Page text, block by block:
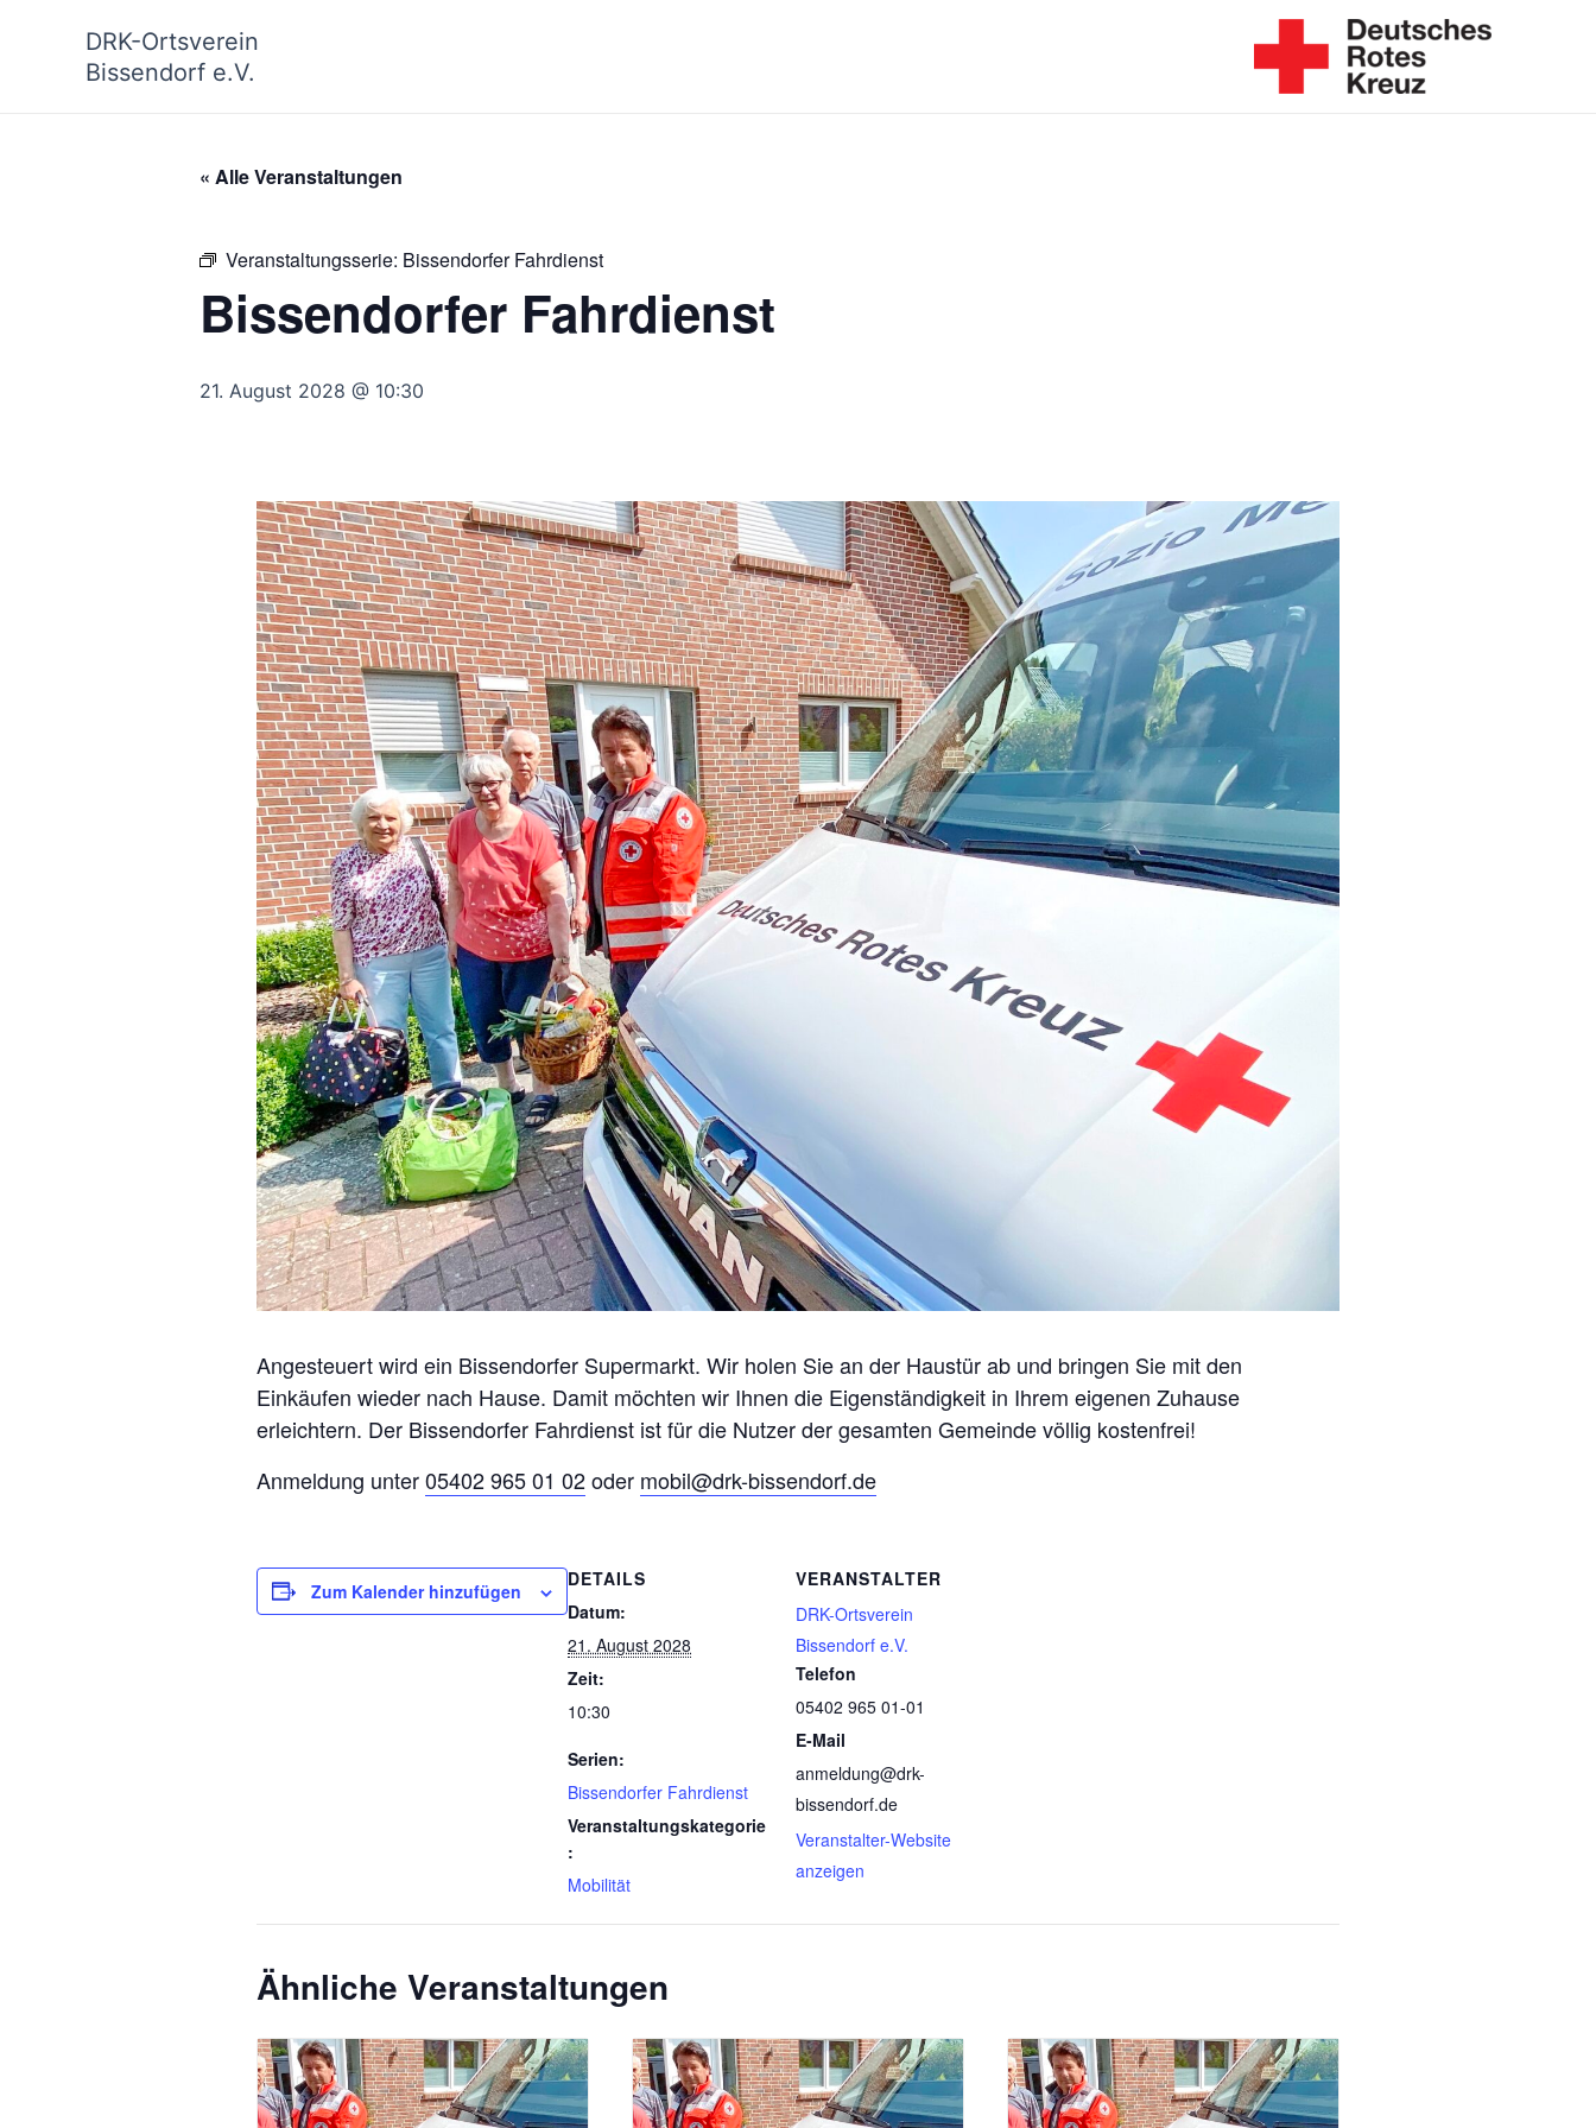
DRK-Ortsverein
Bissendorf e.V.
« Alle Veranstaltungen
Veranstaltungsserie: Bissendorfer Fahrdienst
Bissendorfer Fahrdienst
21. August 2028 @ 10:30
Angesteuert wird ein Bissendorfer Supermarkt. Wir holen Sie an der Haustür ab und bringen Sie mit den
Einkäufen wieder nach Hause. Damit möchten wir Ihnen die Eigenständigkeit in Ihrem eigenen Zuhause
erleichtern. Der Bissendorfer Fahrdienst ist für die Nutzer der gesamten Gemeinde völlig kostenfrei!
Anmeldung unter05402 965 01 02oder mobil@drk-bissendorf.de
Zum Kalender hinzufügen
DETAILS
Datum:
21. August 2028
Zeit:
10:30
Serien:
Bissendorfer Fahrdienst
Veranstaltungskategorie
:
Mobilität
VERANSTALTER
DRK-Ortsverein
Bissendorf e.V.
Telefon
05402 965 01-01
E-Mail
anmeldung@drk-
bissendorf.de
Veranstalter-Website
anzeigen
Ähnliche Veranstaltungen